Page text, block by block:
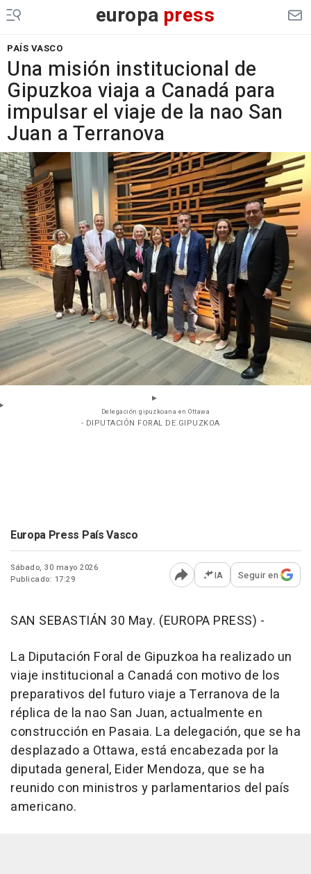
europa press
PAÍS VASCO
Una misión institucional de
Gipuzkoa viaja a Canadá para
impulsar el viaje de la nao San
Juan a Terranova
Delegación gipuzkoana en Ottawa
- DIPUTACIÓN FORAL DE GIPUZKOA
Europa Press País Vasco
Sábado, 30 mayo 2026
Publicado: 17:29
Abrir opciones para
IA Seguir en
SAN SEBASTIÁN 30 May. (EUROPA PRESS) -
La Diputación Foral de Gipuzkoa ha realizado un
viaje institucional a Canadá con motivo de los
preparativos del futuro viaje a Terranova de la
réplica de la nao San Juan, actualmente en
construcción en Pasaia. La delegación, que se ha
desplazado a Ottawa, está encabezada por la
diputada general, Eider Mendoza, que se ha
reunido con ministros y parlamentarios del país
americano.